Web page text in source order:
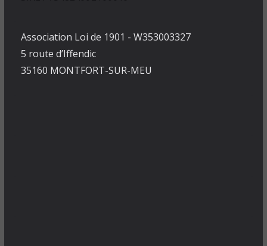
Association Loi de 1901 - W353003327
5 route d’Iffendic
35160 MONTFORT-SUR-MEU